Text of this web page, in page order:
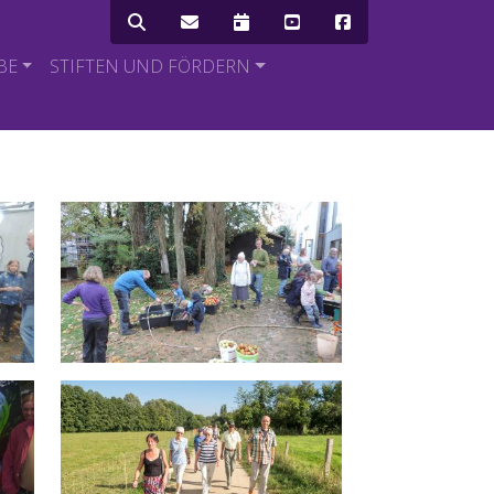
Icon Menü
STIFTEN UND FÖRDERN